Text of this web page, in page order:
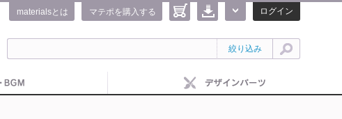
ログイン
マテポを購入する
materialsとは
絞り込み